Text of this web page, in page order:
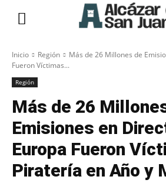
Inicio Región
Más de 26 Millones de
Fueron Víctimas...
Región
Más de 26
Emisiones en
Europa Fueron
Piratería en Año y